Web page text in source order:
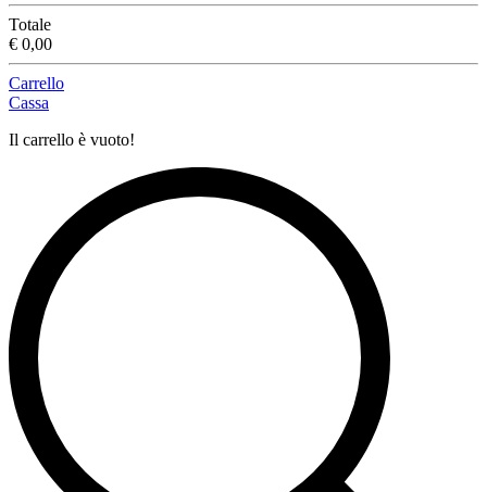
Totale
€ 0,00
Carrello
Cassa
Il carrello è vuoto!